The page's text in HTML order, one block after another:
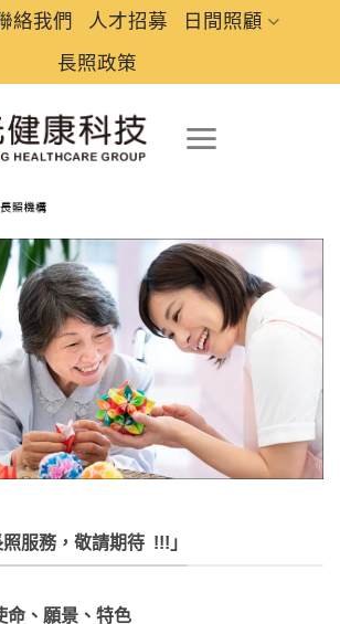
絡我們 人才招募
日間照顧
長照政策
照服務，敬請期待 !!!」
命、願景、特色